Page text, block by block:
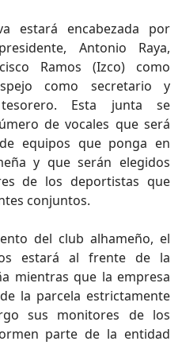
estará encabezada por
Antonio Raya,
Ramos (Izco) como
como secretario y
Esta junta se
de vocales que será
equipos que ponga en
y que serán elegidos
de los deportistas que
conjuntos.
del club alhameño, el
estará al frente de la
mientras que la empresa
la parcela estrictamente
sus monitores de los
parte de la entidad